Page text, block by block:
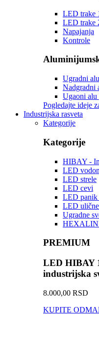
LED trake
LED trake
Napajanja
Kontrole
Ugradni
Nadgradni
Ugaoni
Pogledajte ideje
Industrijska rasveta
Kategorije
Kategorije
HIBAY -
LED
LED strele
LED cevi
LED panik
LED
Ugradne
PREMIUM
LED HIBAY
industrijska
8.000,00 RSD
KUPITE